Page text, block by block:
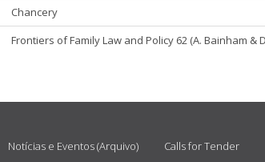
Chancery
Frontiers of Family Law and Policy 62 (A. Bainham &
Notícias e Eventos (Arquivo)
Calls for Tender